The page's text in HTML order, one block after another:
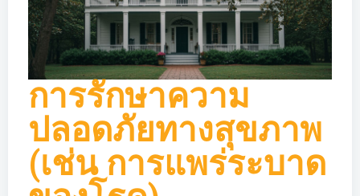
การรักษาความ
ปลอดภัยทางสุขภาพ
(เช่น การแพร่ระบาด